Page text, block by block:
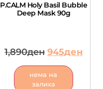
P.CALM Holy Basil Bubble
Deep Mask 90g
1,890ден 945ден
нема на
залиха